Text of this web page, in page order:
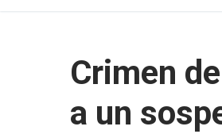
Crimen
a un